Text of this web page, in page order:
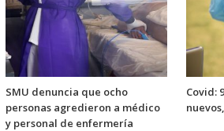
SMU denuncia que ocho
personas agredieron a médico
y personal de enfermería
Covid: